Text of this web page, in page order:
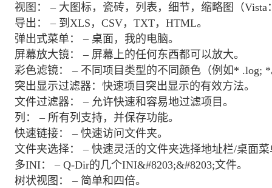
视图： – 大图标，瓷砖，列表，细节，缩略图（Vista
导出： – 到XLS，CSV，TXT，HTML。
弹出式菜单： – 桌面，我的电脑。
屏幕放大镜： – 屏幕上的任何东西都可以放大。
彩色滤镜： – 不同项目类型的不同颜色（例如* .log;
突出显示过滤器：快速项目突出显示的有效方法。
文件过滤器： – 允许快速和容易地过滤项目。
列： – 所有列支持，并保存功能。
快速链接： – 快速访问文件夹。
文件夹选择： – 快速灵活的文件夹选择地址栏/桌面
多INI： – Q-Dir的几个INI&#8203;&#8203;文件。
树状视图： – 简单和四倍。